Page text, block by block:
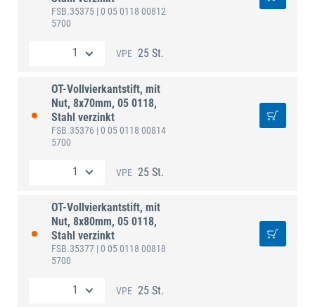
FSB.35375 | 0 05 0118 00812
5700
VPE 25 St.
OT-Vollvierkantstift, mit
Nut, 8x70mm, 05 0118,
Stahl verzinkt
FSB.35376 | 0 05 0118 00814
5700
VPE 25 St.
OT-Vollvierkantstift, mit
Nut, 8x80mm, 05 0118,
Stahl verzinkt
FSB.35377 | 0 05 0118 00818
5700
VPE 25 St.